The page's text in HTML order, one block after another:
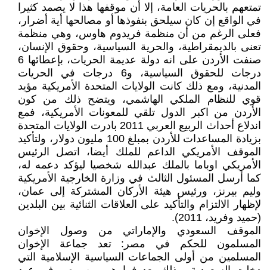
تمتعهم بالحريات العامة، إلا أن موقفها هذا لا يصمد كثيرا
في الواقع إن كان سيلحق بنفوذها أو مصالحها أية أضرار،
فعلى الرغم من أن منظمة فريدوم هاوس، وهي منظمة
تعنى بالديمقراطية، والحرية السياسية، وحقوق الإنسان،
صنفت الأردن على انه دولة عديمة الحريات، بإعطائها 6
درجات للحقوق السياسية، و6 درجات في الحريات
المدنية، ومع ذلك كانت الولايات المتحدة الأمريكية مؤيد
قوي للنظام الملكي الهاشمي، ويتضح ذلك من كون
الأردن من اكبر الدول تلقي للمعونات الأمريكية، فمع
اندلاع أحداث الربيع العربي 2011 بادرت الولايات المتحدة
بزيادة المساعدات للأردن بمبلغ 100 مليون دولار، ولتأكيد
الموقف الأمريكي الداعم للملك أيضا، اتصل الرئيس
الأمريكي اوباما بالملك عبدالله شخصيا ليؤكد دعمه له،
كما أرسل المسئول الثالث في وزارة الخارجية الأمريكية
وليم بيرنز، ورئيس هيئة الأركان المشتركة إلى عمان،
لإظهار الالتزام والتأكيد على العلاقات الثنائية بين البلدين
(حميد وفريد، 2011).
الموقف السعودي والإماراتي من وصول الإخوان
المسلمون للحكم في مصر: تعد جماعة الإخوان
المسلمين من أولى الجماعات السياسية الإسلامية التي